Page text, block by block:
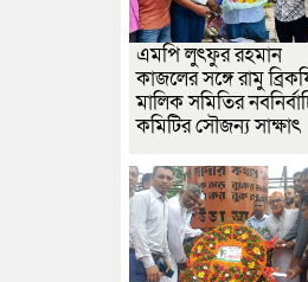
এমপি লুৎফুর রহমান
কাজলের সঙ্গে রামু
মালিক সমিতির
কমিটির সৌজন্য সাক্ষাৎ